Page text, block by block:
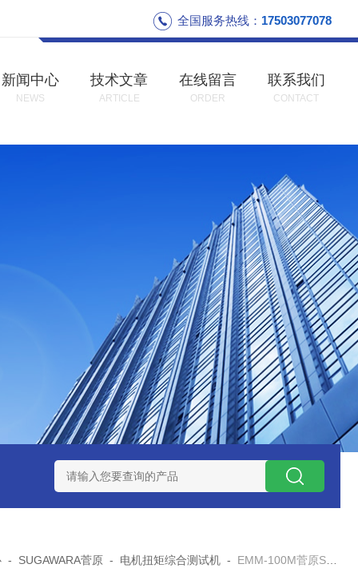
全国服务热线： 17503077078
新闻中心
NEWS
技术文章
ARTICLE
在线留言
ORDER
联系我们
CONTACT
锆陶瓷研磨球 AGB-K-0.4-C01-Q69全新！！TORAY东丽
- SUGAWARA菅原 - 电机扭矩综合测试机 - EMM-100M菅原SUGAWARA 超高速电机扭矩测试仪